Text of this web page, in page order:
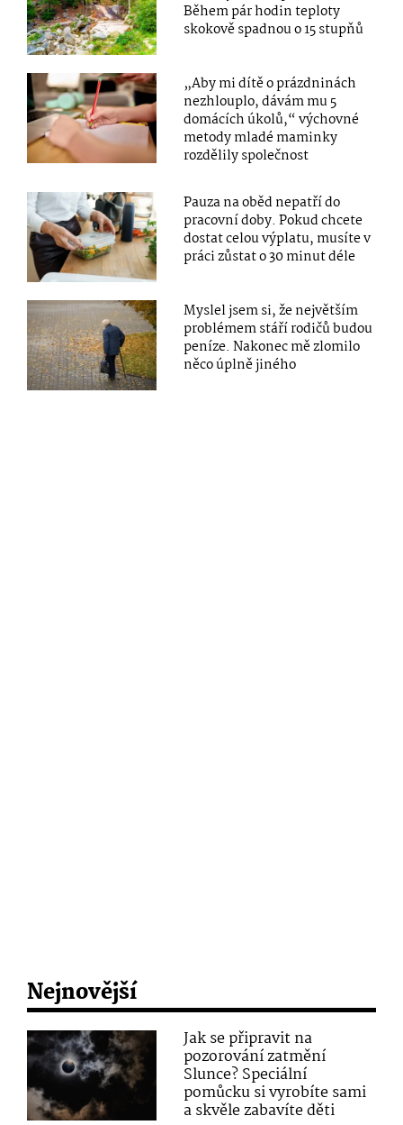
Během pár hodin teploty
skokově spadnou o 15 stupňů
„Aby mi dítě o prázdninách
nezhlouplo, dávám mu 5
domácích úkolů,“ výchovné
metody mladé maminky
rozdělily společnost
Pauza na oběd nepatří do
pracovní doby. Pokud chcete
dostat celou výplatu, musíte v
práci zůstat o 30 minut déle
Myslel jsem si, že největším
problémem stáří rodičů budou
peníze. Nakonec mě zlomilo
něco úplně jiného
Nejnovější
Jak se připravit na
pozorování zatmění
Slunce? Speciální
pomůcku si vyrobíte sami
a skvěle zabavíte děti